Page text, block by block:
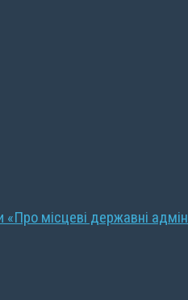
місцеві державні